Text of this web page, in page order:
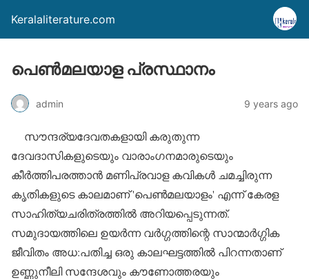
Keralaliterature.com
പെണ്‍മലയാള പ്രസ്ഥാനം
admin 9 years ago
സൗന്ദര്യദേവതകളായി കരുതുന്ന
ദേവദാസികളുടെയും വാരാംഗനമാരുടെയും
കീര്‍ത്തിപരത്താന്‍ മണിപ്രവാള കവികള്‍ ചമച്ചിരുന്ന
കൃതികളുടെ കാലമാണ് 'പെണ്‍മലയാളം' എന്ന് കേരള
സാഹിത്യചരിത്രത്തില്‍ അറിയപ്പെടുന്നത്.
സമുദായത്തിലെ ഉയര്‍ന്ന വര്‍ഗ്ഗത്തിന്റെ സാന്മാര്‍ഗ്ഗിക
ജീവിതം അധ:പതിച്ച ഒരു കാലഘട്ടത്തില്‍ പിറന്നതാണ്
ഉണ്ണുനീലി സന്ദേശവും കൗണോത്തരയും